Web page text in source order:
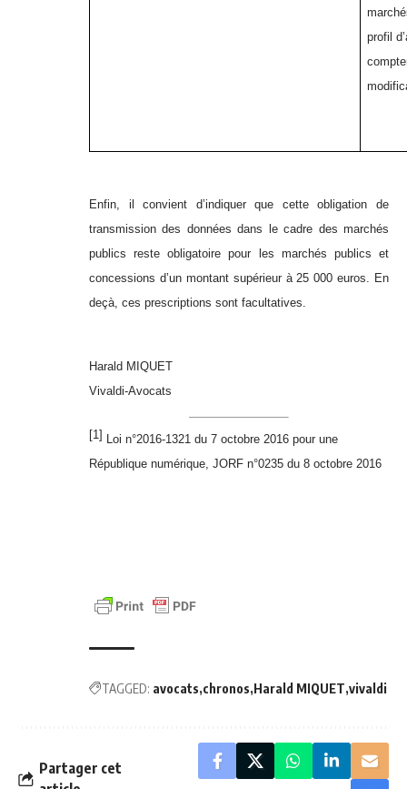
profil
Enfin, il convient d’indiquer que cette obligation de
transmission des données dans le cadre des marchés
publics reste obligatoire pour les marchés publics et
concessions d’un montant supérieur à 25 000 euros. En
deçà, ces prescriptions sont facultatives.
Harald MIQUET
Vivaldi-Avocats
[1] Loi n°2016-1321 du 7 octobre 2016 pour une
République numérique, JORF n°0235 du 8 octobre 2016
TAGGED: avocats chronos Harald MIQUET vivaldi
Partager cet